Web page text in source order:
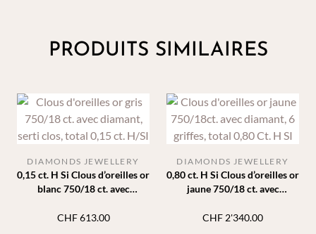
PRODUITS SIMILAIRES
0,15 ct. H Si Clous d’oreilles or
blanc 750/18 ct. avec
DIAMONDS JEWELLERY
CHF613.00
0,80 ct. H Si Clous d’oreilles or
jaune 750/18 ct. avec
DIAMONDS JEWELLERY
CHF 2'340.00